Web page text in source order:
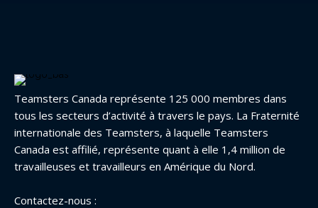
Teamsters Canada représente 125 000 membres dans
tous les secteurs d’activité à travers le pays. La Fraternité
internationale des Teamsters, à laquelle Teamsters
Canada est affilié, représente quant à elle 1,4 million de
travailleuses et travailleurs en Amérique du Nord.
Contactez-nous :